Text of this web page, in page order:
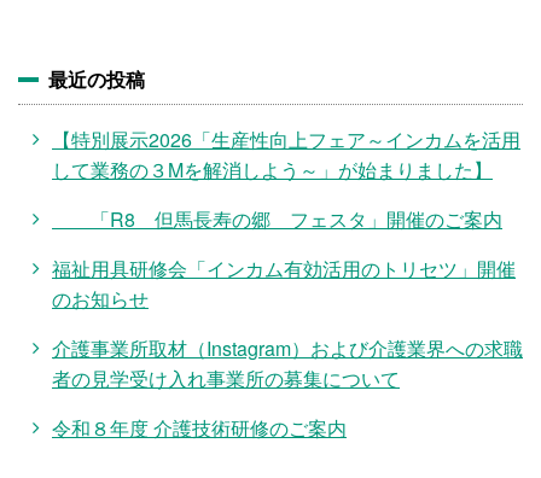
最近の投稿
【特別展示2026「生産性向上フェア～インカムを活用
して業務の３Mを解消しよう～」が始まりました】
「R8 但馬長寿の郷 フェスタ」開催のご案内
福祉用具研修会「インカム有効活用のトリセツ」開催
のお知らせ
介護事業所取材（Instagram）および介護業界への求職
者の見学受け入れ事業所の募集について
令和８年度 介護技術研修のご案内